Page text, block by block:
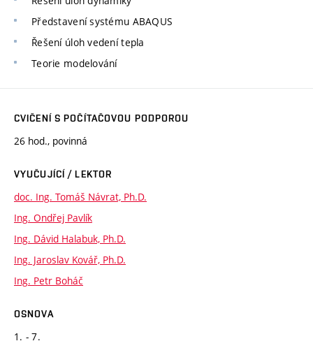
Představení systému ABAQUS
Řešení úloh vedení tepla
Teorie modelování
CVIČENÍ S POČÍTAČOVOU PODPOROU
26 hod., povinná
VYUČUJÍCÍ / LEKTOR
doc. Ing. Tomáš Návrat, Ph.D.
Ing. Ondřej Pavlík
Ing. Dávid Halabuk, Ph.D.
Ing. Jaroslav Kovář, Ph.D.
Ing. Petr Boháč
OSNOVA
1. - 7.